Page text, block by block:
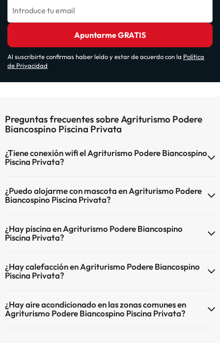
Introduce tu email
Apuntarme GRATIS
Al suscribirte confirmas haber leído y estar de acuerdo con la Política
de Privacidad
Preguntas frecuentes sobre Agriturismo Podere
Biancospino Piscina Privata
¿Tiene conexión wifi el Agriturismo Podere Biancospino
Piscina Privata?
¿Puedo alojarme con mascota en Agriturismo Podere
Biancospino Piscina Privata?
mascotas.
¿Hay piscina en Agriturismo Podere Biancospino
Piscina Privata?
(este servicio puede ser de pago) Aquí tienes más info sobre la
piscina y otras instalaciones.
¿Hay calefacción en Agriturismo Podere Biancospino
Piscina Privata?
en las zonas comunes.
¿Hay aire acondicionado en las zonas comunes en
Agriturismo Podere Biancospino Piscina Privata?